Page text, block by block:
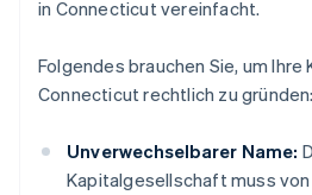
in Connecticut vereinfacht.
Folgendes brauchen Sie, um
Connecticut rechtlich zu gründen:
Unverwechselbarer Name:
Kapitalgesellschaft muss